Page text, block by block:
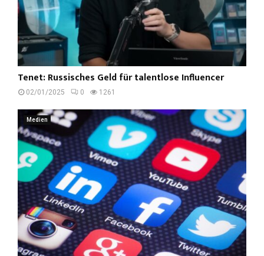
Tenet: Russisches Geld für talentlose Influencer
02/01/2025 0 1261
Medien